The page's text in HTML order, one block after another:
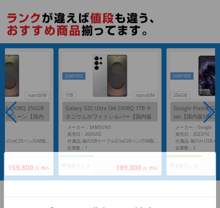
nanoSIM
S938Q 256GB
グリーン【国内
付属品: 箱/USBケーブル(CtoC)/Sペン/SIM取り出し用ピン/マニュアル
159,800 円 (税込)
1TB nanoSIM
SIMFREE
Galaxy S25 Ultra SM-S938Q 1TB チ
タニウムホワイトシルバー【国内版
SIMフリー】
メーカー：SAMSUNG
発売日：2025/02
付属品: 箱/USBケーブル(CtoC)/Sペン/SIM取り出し用ピン/マニュアル
在庫数：1
中古Aランク 189,800 円 (税込)
256GB
SIMFREE
Google Pixel8
ian【国内版SIMフ
メーカー：Google
発売日：2023/10
在庫数：2
中古Bランク